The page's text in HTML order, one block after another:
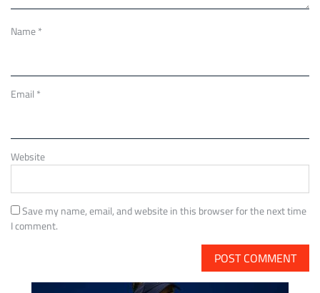
Name*
Email*
Website
Save my name, email, and website in this browser for the next time
I comment.